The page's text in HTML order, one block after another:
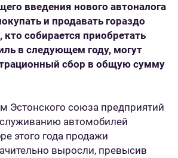
введения нового автоналога
и продавать гораздо
собирается приобретать
в следующем году, могут
сбор в общую сумму
Эстонского союза предприятий
автомобилей
этого года продажи
выросли, превысив